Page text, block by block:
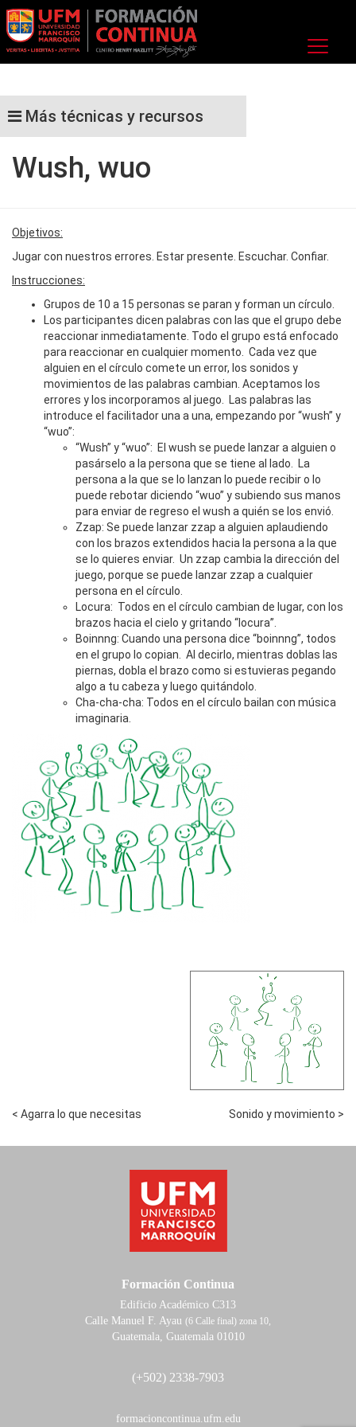
Más técnicas y recursos
Wush, wuo
Objetivos:
Jugar con nuestros errores. Estar presente. Escuchar. Confiar.
Instrucciones:
Grupos de 10 a 15 personas se paran y forman un círculo.
Los participantes dicen palabras con las que el grupo debe
reaccionar inmediatamente. Todo el grupo está enfocado
para reaccionar en cualquier momento. Cada vez que
alguien en el círculo comete un error, los sonidos y
movimientos de las palabras cambian. Aceptamos los
errores y los incorporamos al juego. Las palabras las
introduce el facilitador una a una, empezando por “wush” y
“wuo”:
“Wush” y “wuo”: El wush se puede lanzar a alguien o
pasárselo a la persona que se tiene al lado. La
persona a la que se lo lanzan lo puede recibir o lo
puede rebotar diciendo “wuo” y subiendo sus manos
para enviar de regreso el wush a quién se los envió.
Zzap: Se puede lanzar zzap a alguien aplaudiendo
con los brazos extendidos hacia la persona a la que
se lo quieres enviar. Un zzap cambia la dirección del
juego, porque se puede lanzar zzap a cualquier
persona en el círculo.
Locura: Todos en el círculo cambian de lugar, con los
brazos hacia el cielo y gritando “locura”.
Boinnng: Cuando una persona dice “boinnng”, todos
en el grupo lo copian. Al decirlo, mientras doblas las
piernas, dobla el brazo como si estuvieras pegando
algo a tu cabeza y luego quitándolo.
Cha-cha-cha: Todos en el círculo bailan con música
imaginaria.
< Agarra lo que necesitas Sonido y movimiento >
Formación Continua
Edificio Académico C313
Calle Manuel F. Ayau (6 Calle final) zona 10,
Guatemala, Guatemala 01010
(+502) 2338-7903
formacioncontinua.ufm.edu